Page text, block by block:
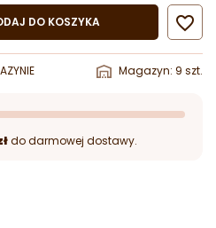
DO KOSZYKA 
Magazyn: 9 szt.
do darmowej dostawy.